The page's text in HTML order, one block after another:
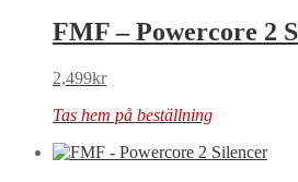
FMF – Powercore 2
2,499kr
Tas hem på beställning